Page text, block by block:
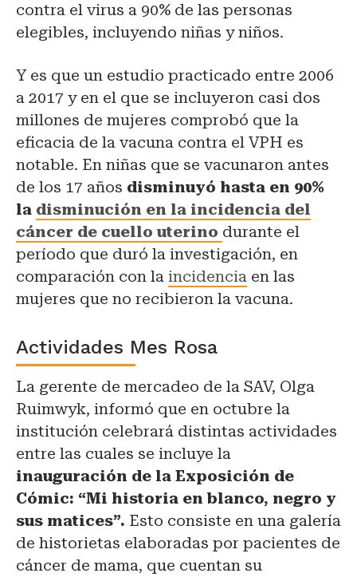
contra el virus a 90% de las personas
elegibles, incluyendo niñas y niños.
Y es que un estudio practicado entre 2006
a 2017 y en el que se incluyeron casi dos
millones de mujeres comprobó que la
eficacia de la vacuna contra el VPH es
notable. En niñas que se vacunaron antes
de los 17 años disminuyó hasta en 90%
la disminución en la incidencia del
cáncer de cuello uterino durante el
período que duró la investigación, en
comparación con la incidencia en las
mujeres que no recibieron la vacuna.
Actividades Mes Rosa
La gerente de mercadeo de la SAV, Olga
Ruimwyk, informó que en octubre la
institución celebrará distintas actividades
entre las cuales se incluye la
inauguración de la Exposición de
Cómic: “Mi historia en blanco, negro y
sus matices”. Esto consiste en una galería
de historietas elaboradas por pacientes de
cáncer de mama, que cuentan su